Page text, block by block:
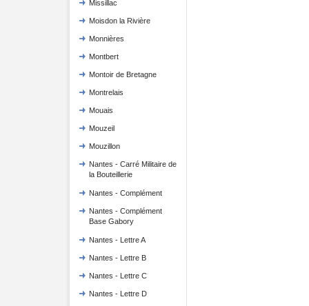
Missillac
Moisdon la Rivière
Monnières
Montbert
Montoir de Bretagne
Montrelais
Mouais
Mouzeil
Mouzillon
Nantes - Carré Militaire de
la Bouteillerie
Nantes - Complément
Nantes - Complément
Base Gabory
Nantes - Lettre A
Nantes - Lettre B
Nantes - Lettre C
Nantes - Lettre D